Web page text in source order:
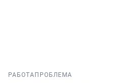
РАБОТА ПРОБЛЕМА